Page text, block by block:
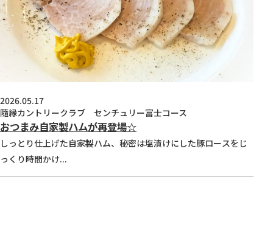
2026.05.17
隨縁カントリークラブ センチュリー富士コース
おつまみ自家製ハムが再登場☆
しっとり仕上げた自家製ハム、秘密は塩漬けにした豚ロースをじ
っくり時間かけ...